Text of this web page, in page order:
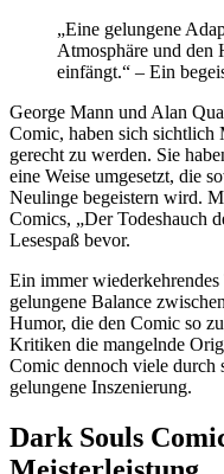
„Eine gelungene
Atmosphäre und den
einfängt.“ – Ein
George Mann und Alan
Comic, haben sich sichtlich
gerecht zu werden. Sie
eine Weise umgesetzt, die
Neulinge begeistern wird.
Comics, „Der Todeshauch
Lesespaß bevor.
Ein immer
gelungene Balance
Humor, die den Comic so
Kritiken die mangelnde
Comic dennoch viele durch
gelungene Inszenierung.
Dark Souls